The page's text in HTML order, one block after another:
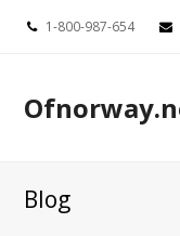
1-800-987-654
Blog